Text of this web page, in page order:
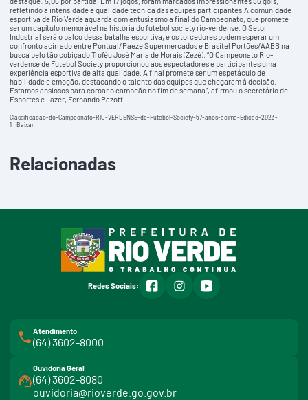
refletindo a intensidade e qualidade técnica das equipes participantes.A comunidade
esportiva de Rio Verde aguarda com entusiasmo a final do Campeonato, que promete
ser um capítulo memorável na história do futebol society rio-verdense. O Setor
Industrial será o palco dessa batalha esportiva, e os torcedores podem esperar um
confronto acirrado entre Pontual/Paeze Supermercados e Brasitel Portões/AABB na
busca pelo tão cobiçado Troféu José Maria de Morais (Zezé). “O Campeonato Rio-
verdense de Futebol Society proporcionou aos espectadores e participantes uma
experiência esportiva de alta qualidade. A final promete ser um espetáculo de
habilidade e emoção, destacando o talento das equipes que chegaram à decisão.
Estamos ansiosos para coroar o campeão no fim de semana”, afirmou o secretário de
Esportes e Lazer, Fernando Pazotti.
Classificacao-do-Campeonato-RIO-VERDENSE-de-Futebol-Society-57-anos-acima-Edicao-2023-
1
Baixar
Relacionadas
Redes Sociais: facebookinstagramyoutube
Atendimento
(64) 3602-8000
Ouvidoria Geral
(64) 3602-8080
ouvidoria@rioverde.go.gov.br